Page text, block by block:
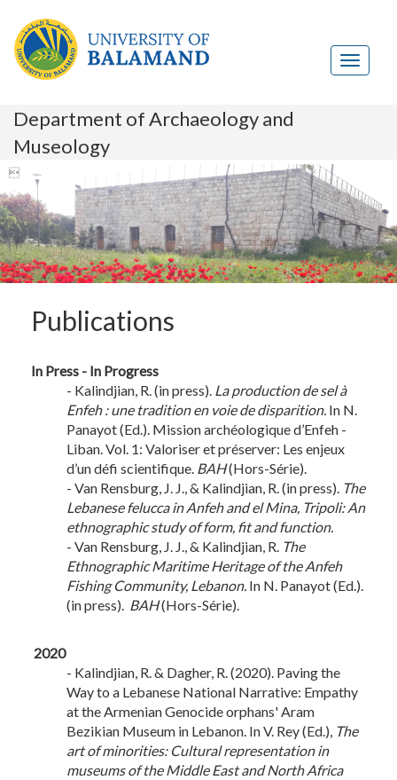
Department of Archaeology and
Museology

Publications
In Press - In Progress
- Kalindjian, R. (in press). La production de sel à
Enfeh : une tradition en voie de disparition. In N.
Panayot (Ed.). Mission archéologique d’Enfeh -
Liban. Vol. 1: Valoriser et préserver: Les enjeux
d’un défi scientifique. BAH(Hors-Série).
- Van Rensburg, J. J., & Kalindjian, R. (in press). The
Lebanese felucca in Anfeh and el Mina, Tripoli: An
ethnographic study of form, fit and function.
- Van Rensburg, J. J., & Kalindjian, R. The
Ethnographic Maritime Heritage of the Anfeh
Fishing Community, Lebanon. In N. Panayot (Ed.).
(in press). BAH(Hors-Série).
2020
- Kalindjian, R. & Dagher, R. (2020). Paving the
Way to a Lebanese National Narrative: Empathy
at the Armenian Genocide orphans' Aram
Bezikian Museum in Lebanon. In V. Rey (Ed.), The
art of minorities: Cultural representation in
museums of the Middle East and North Africa